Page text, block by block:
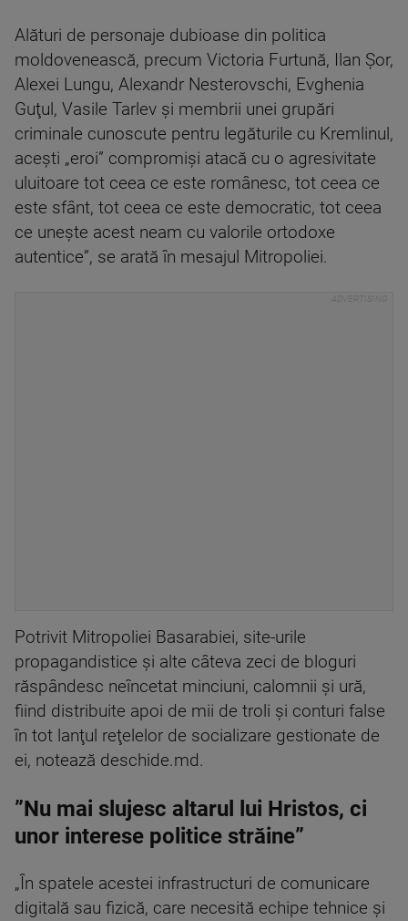
Alături de personaje dubioase din politica
moldovenească, precum Victoria Furtună, Ilan Şor,
Alexei Lungu, Alexandr Nesterovschi, Evghenia
Guţul, Vasile Tarlev şi membrii unei grupări
criminale cunoscute pentru legăturile cu Kremlinul,
aceşti „eroi” compromişi atacă cu o agresivitate
uluitoare tot ceea ce este românesc, tot ceea ce
este sfânt, tot ceea ce este democratic, tot ceea
ce uneşte acest neam cu valorile ortodoxe
autentice”, se arată în mesajul Mitropoliei.
Potrivit Mitropoliei Basarabiei, site-urile
propagandistice şi alte câteva zeci de bloguri
răspândesc neîncetat minciuni, calomnii şi ură,
fiind distribuite apoi de mii de troli şi conturi false
în tot lanţul reţelelor de socializare gestionate de
ei, notează deschide.md.
”Nu mai slujesc altarul lui Hristos, ci
unor interese politice străine”
„În spatele acestei infrastructuri de comunicare
digitală sau fizică, care necesită echipe tehnice şi